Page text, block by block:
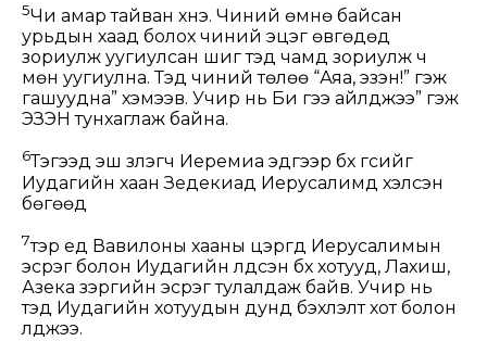
5Чи амар тайван үхнэ. Чиний өмнө байсан
урьдын хаад болох чиний эцэг өвгөдөд
зориулж уугиулсан шиг тэд чамд зориулж ч
мөн уугиулна. Тэд чиний төлөө “Аяа, эзэн!” гэж
гашуудна” хэмээв. Учир нь Би үгээ айлджээ” гэж
ЭЗЭН тунхаглаж байна.
6Тэгээд эш үзүүлэгч Иеремиа эдгээр бүх үгсийг
Иудагийн хаан Зедекиад Иерусалимд хэлсэн
бөгөөд
7тэр үед Вавилоны хааны цэргүүд Иерусалимын
эсрэг болон Иудагийн үлдсэн бүх хотууд, Лахиш,
Азека зэргийн эсрэг тулалдаж байв. Учир нь
тэд Иудагийн хотуудын дунд бэхлэлт хот болон
үлджээ.